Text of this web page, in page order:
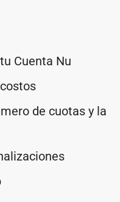
Cuenta Nu
de cuotas y la